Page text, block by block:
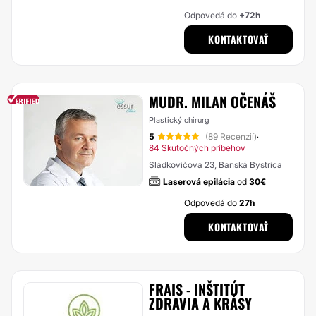
Odpovedá do +72h
KONTAKTOVAŤ
MUDR. MILAN OČENÁŠ
Plastický chirurg
5 (89 Recenzií)·
84 Skutočných príbehov
Sládkovičova 23, Banská Bystrica
Laserová epilácia od 30€
Odpovedá do27h
KONTAKTOVAŤ
FRAIS - INŠTITÚT
ZDRAVIA A KRÁSY